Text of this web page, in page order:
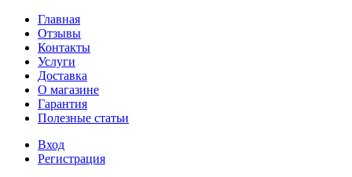
Главная
Отзывы
Контакты
Услуги
Доставка
О магазине
Гарантия
Полезные статьи
Вход
Регистрация